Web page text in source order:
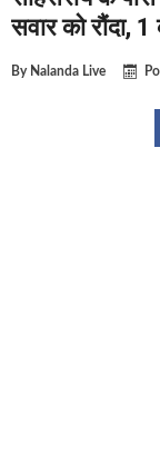
घूसखोर अफसरों
बिहार में एक
क्रिकेटर ईशान
बिहारवासियों
सवार को रौंदा, 1
By Nalanda Live